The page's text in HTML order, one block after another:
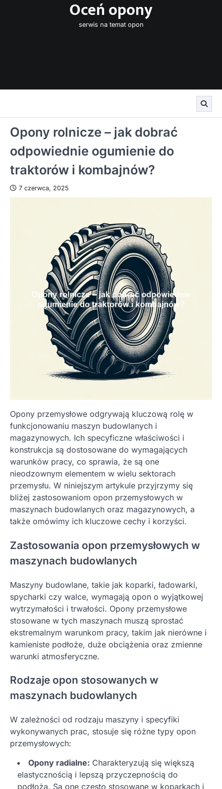
Oceń opony
serwis na temat opon
Opony rolnicze – jak dobrać
odpowiednie ogumienie do
traktorów i kombajnów?
7 czerwca, 2025
Opony przemysłowe odgrywają kluczową rolę w
funkcjonowaniu maszyn budowlanych i
magazynowych. Ich specyficzne właściwości i
konstrukcja są dostosowane do wymagających
warunków pracy, co sprawia, że są one
nieodzownym elementem w wielu sektorach
przemysłu. W niniejszym artykule przyjrzymy się
bliżej zastosowaniom opon przemysłowych w
maszynach budowlanych oraz magazynowych, a
także omówimy ich kluczowe cechy i korzyści.
Zastosowania opon przemysłowych w
maszynach budowlanych
Maszyny budowlane, takie jak koparki, ładowarki,
spycharki czy walce, wymagają opon o wyjątkowej
wytrzymałości i trwałości. Opony przemysłowe
stosowane w tych maszynach muszą sprostać
ekstremalnym warunkom pracy, takim jak nierówne i
kamieniste podłoże, duże obciążenia oraz zmienne
warunki atmosferyczne.
Rodzaje opon stosowanych w
maszynach budowlanych
W zależności od rodzaju maszyny i specyfiki
wykonywanych prac, stosuje się różne typy opon
przemysłowych:
Opony radialne: Charakteryzują się większą
elastycznością i lepszą przyczepnością do
podłoża. Są one często stosowane w koparkach i